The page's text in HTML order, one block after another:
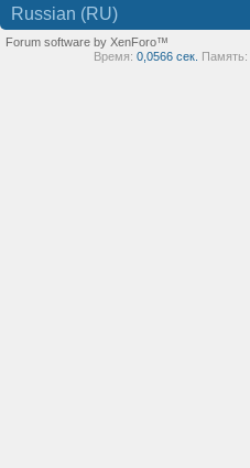
Russian (RU)
Forum software by XenForo™
Время: 0,0566 сек. Память: